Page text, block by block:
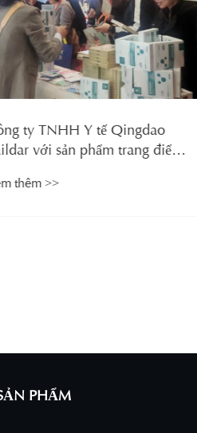
TNHH Y tế Qingdao
với sản phẩm trang điểm
chợ triển lãm sắc đẹp
>>
PHẨM